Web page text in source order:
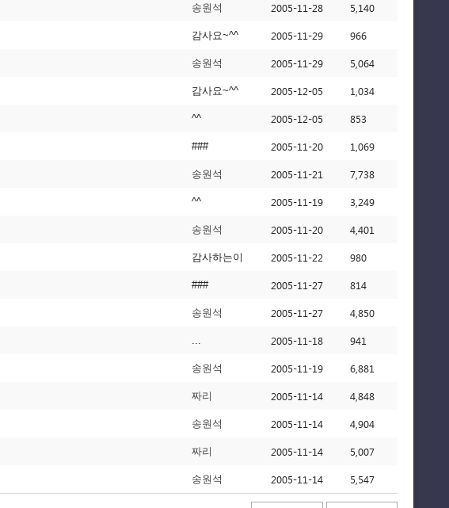
송원석 2005-11-28 5,140
감사요~^^ 2005-11-29 966
송원석 2005-11-29 5,064
감사요~^^ 2005-12-05 1,034
^^ 2005-12-05 853
### 2005-11-20 1,069
송원석 2005-11-21 7,738
^^ 2005-11-19 3,249
송원석 2005-11-20 4,401
감사하는이 2005-11-22 980
### 2005-11-27 814
송원석 2005-11-27 4,850
... 2005-11-18 941
송원석 2005-11-19 6,881
짜리 2005-11-14 4,848
송원석 2005-11-14 4,904
짜리 2005-11-14 5,007
송원석 2005-11-14 5,547